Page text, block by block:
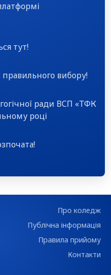
тут!
правильного вибору!
ради ВСП «ТФК
році
Про коледж
Публічна інформація
Правила прийому
Контакти